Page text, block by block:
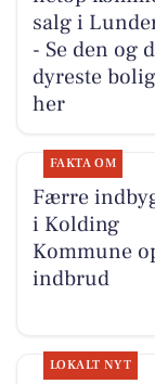
salg i
- Se den og
dyreste
her
FAKTA OM
Færre
i Kolding
Kommune
indbrud
LOKALT NYT